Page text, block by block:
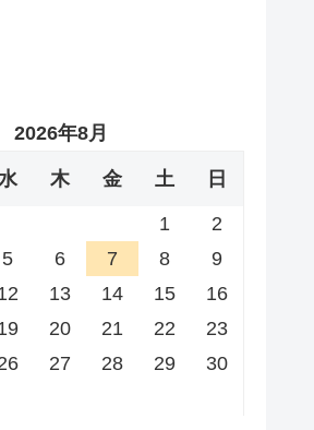
2026年8月
木 金 土 日
1
2
5 6 7 8
9
13 14 15
16
20 21 22
23
27 28 29
30